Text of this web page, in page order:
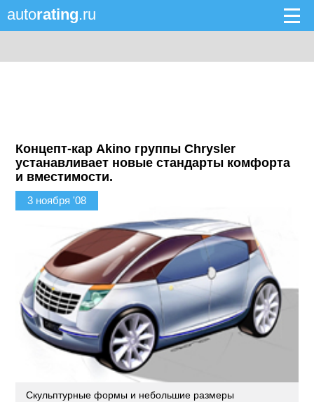
autorating.ru
Концепт-кар Akino группы Chrysler
устанавливает новые стандарты комфорта
и вместимости.
3 ноября '08
Скульптурные формы и небольшие размеры